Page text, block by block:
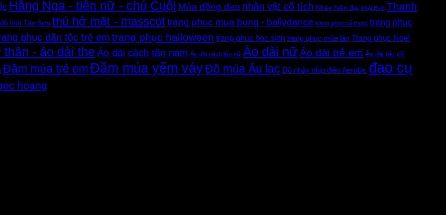
Hằng Nga - tiên nữ - chú Cuội Múa đồng dao nhân vật cổ tích Nhảy hiện đại Nhật Bình Thanh
lính Tây Sơn thú hở mặt - masscottrang phuc mua bung - bellydance trang phục cổ trang trang phục
phục dân tộc trẻ em trang phục halloween trang phục học sinh trang phục múa lân Trang phục Noel
thân - áo dài the Áo dài cách tân nam Áo dài cách tân nữ Áo dài nữÁo dài trẻ em Áo dài tấc cổ
Đầm múa trẻ emĐầm múa yếm váyĐồ múa Âu lạc Đồ nhảy nhịp điệu Aerobic đạo cụ
hoang